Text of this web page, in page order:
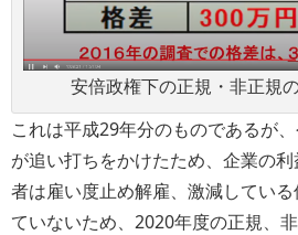
安倍政権下の正規・非正規
これは平成29年分のものであるが
が追い打ちをかけたため、企業の
者は雇い度止め解雇、激減してい
ていないため、2020年度の正規、